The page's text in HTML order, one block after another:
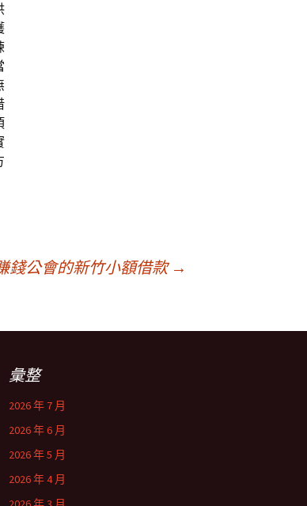
錢公會的新竹小額借款 →
彙整
2026 年 7 月
2026 年 6 月
2026 年 5 月
2026 年 4 月